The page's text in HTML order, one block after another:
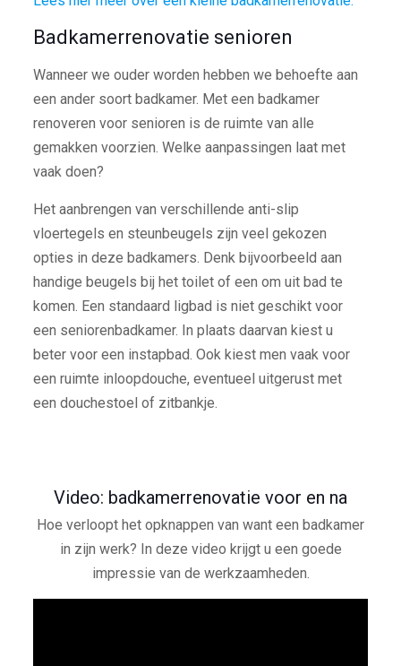
Badkamerrenovatie senioren
Wanneer we ouder worden hebben we behoefte aan
een ander soort badkamer. Met een badkamer
renoveren voor senioren is de ruimte van alle
gemakken voorzien. Welke aanpassingen laat met
vaak doen?
Het aanbrengen van verschillende anti-slip
vloertegels en steunbeugels zijn veel gekozen
opties in deze badkamers. Denk bijvoorbeeld aan
handige beugels bij het toilet of een om uit bad te
komen. Een standaard ligbad is niet geschikt voor
een seniorenbadkamer. In plaats daarvan kiest u
beter voor een instapbad. Ook kiest men vaak voor
een ruimte inloopdouche, eventueel uitgerust met
een douchestoel of zitbankje.
Video: badkamerrenovatie voor en na
Hoe verloopt het opknappen van want een badkamer
in zijn werk? In deze video krijgt u een goede
impressie van de werkzaamheden.